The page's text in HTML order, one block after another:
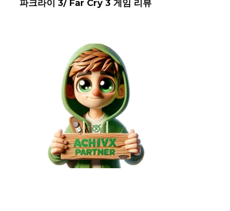
파크라이 3/ Far Cry 3 게임 리뷰